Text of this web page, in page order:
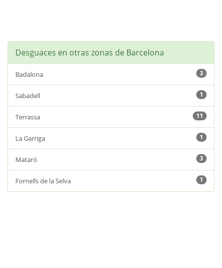
Desguaces en otras zonas de Barcelona
Badalona 3
Sabadell 1
Terrassa 11
La Garriga 1
Mataró 3
Fornells de la Selva 1